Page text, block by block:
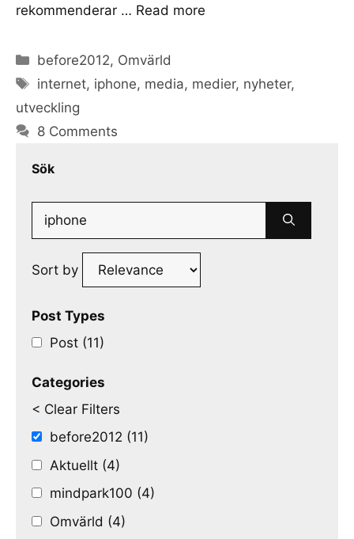
rekommenderar … Read more
Categories
before2012, Omvärld
Tags
internet, iphone, media, medier, nyheter,
utveckling
8 Comments
Sök
Search
for:
Sort by
Post Types
Post (11)
Categories
< Clear Filters
before2012 (11)
Aktuellt (4)
mindpark100 (4)
Omvärld (4)